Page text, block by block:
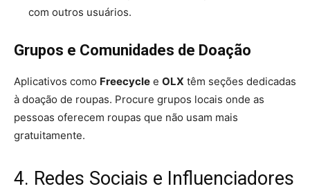
com outros usuários.
Grupos e Comunidades de Doação
Aplicativos como Freecycle e OLX têm seções dedicadas
à doação de roupas. Procure grupos locais onde as
pessoas oferecem roupas que não usam mais
gratuitamente.
4. Redes Sociais e Influenciadores